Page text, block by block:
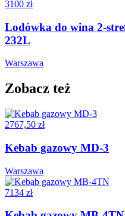
3100 zł
Lodówka do wina 2-
232L
Warszawa
Zobacz też
2767,50 zł
Kebab gazowy MD-3
Warszawa
7134 zł